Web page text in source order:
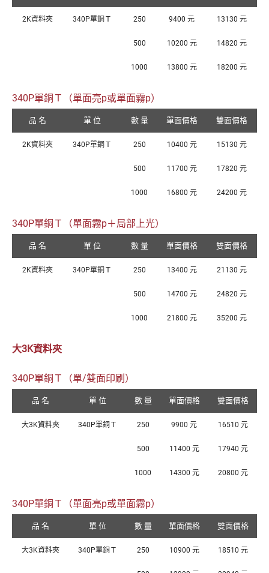
2K資料夾 340P單銅Ｔ 250 9400 元 13130 元
500 10200 元 14820 元
1000 13800 元 18200 元
340P單銅Ｔ（單面亮p或單面霧p）
品 名 單 位 數 量 單面價格 雙面價格
2K資料夾 340P單銅Ｔ 250 10400 元 15130 元
500 11700 元 17820 元
1000 16800 元 24200 元
340P單銅Ｔ（單面霧p＋局部上光）
品 名 單 位 數 量 單面價格 雙面價格
2K資料夾 340P單銅Ｔ 250 13400 元 21130 元
500 14700 元 24820 元
1000 21800 元 35200 元
大3K資料夾
340P單銅Ｔ（單/雙面印刷）
品 名 單 位 數 量 單面價格 雙面價格
大3K資料夾 340P單銅Ｔ 250 9900 元 16510 元
500 11400 元 17940 元
1000 14300 元 20800 元
340P單銅Ｔ（單面亮p或單面霧p）
品 名 單 位 數 量 單面價格 雙面價格
大3K資料夾 340P單銅Ｔ 250 10900 元 18510 元